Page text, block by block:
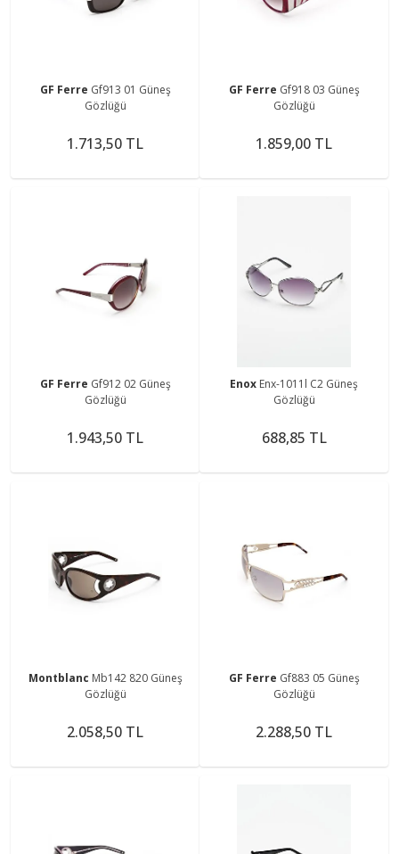
GF Ferre Gf913 01 Güneş
Gözlüğü
1.713,50 TL
GF Ferre Gf918 03 Güneş
Gözlüğü
1.859,00 TL
GF Ferre Gf912 02 Güneş
Gözlüğü
1.943,50 TL
Enox Enx-1011l C2 Güneş
Gözlüğü
688,85 TL
Montblanc Mb142 820 Güneş
Gözlüğü
2.058,50 TL
GF Ferre Gf883 05 Güneş
Gözlüğü
2.288,50 TL